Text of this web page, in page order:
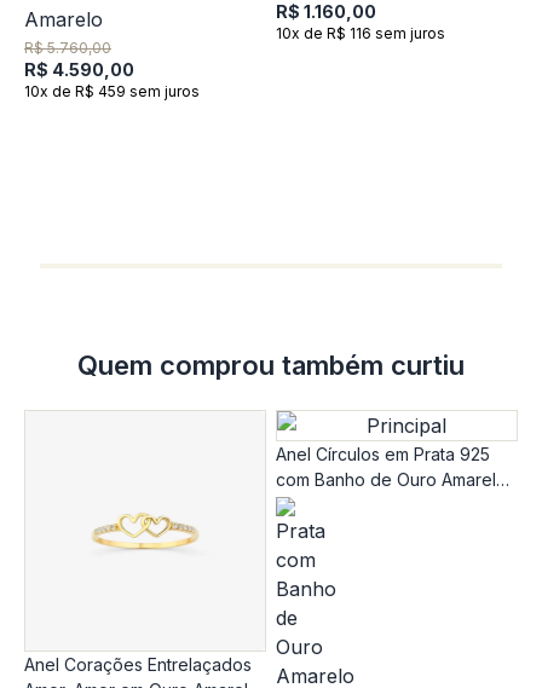
R$ 5.760,00
R$ 4.590,00
10x de R$ 459 sem juros
R$ 1.160,00
10x de R$ 116 sem juros
Quem comprou também curtiu
Anel Corações Entrelaçados
Anel Círculos em Prata 925
com Banho de Ouro Amarelo
18K